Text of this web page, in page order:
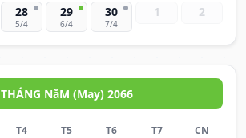
28
5/4
29
6/4
30
7/4
1 2
THÁNG NăM (May) 2066
T4 T5 T6 T7 CN